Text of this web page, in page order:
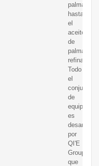
palma
hasta
el
aceite
de
palma
refinado.
Todo
el
conjunto
de
equipos
es
por
QI'E
Group,
que